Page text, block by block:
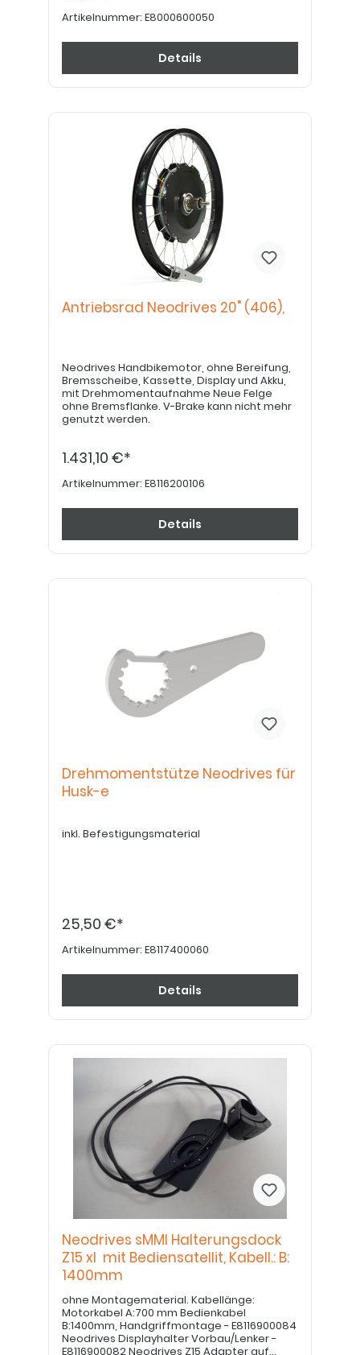
Artikelnummer: E8000600050
Details
Antriebsrad Neodrives 20" (406),
Neodrives Handbikemotor, ohne Bereifung,
Bremsscheibe, Kassette, Display und Akku,
mit Drehmomentaufnahme Neue Felge
ohne Bremsflanke. V-Brake kann nicht mehr
genutzt werden.
1.431,10 €*
Artikelnummer: E8116200106
Details
Drehmomentstütze Neodrives für
Husk-e
inkl. Befestigungsmaterial
25,50 €*
Artikelnummer: E8117400060
Details
Neodrives sMMI Halterungsdock
Z15 xl mit Bediensatellit, Kabell.: B:
1400mm
ohne Montagematerial. Kabellänge:
Motorkabel A:700 mm Bedienkabel
B:1400mm, Handgriffmontage - E8116900084
Neodrives Displayhalter Vorbau/Lenker -
E8116900082 Neodrives Z15 Adapter auf